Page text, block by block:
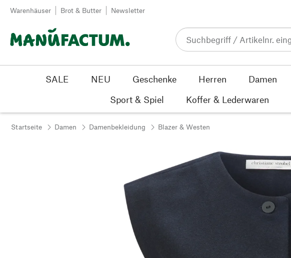
Zum Inhalt springen
Warenhäuser Brot & Butter Newsletter
SALE NEU Geschenke Herren Damen
Sport & Spiel
Koffer & Lederwaren
Startseite Damen Damenbekleidung Blazer & Westen